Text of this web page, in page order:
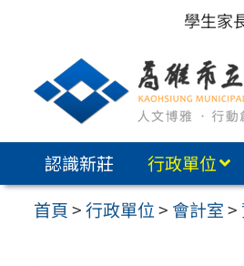
內
學生家
認識新莊 行政單位
首頁>行政單位> 會計室>